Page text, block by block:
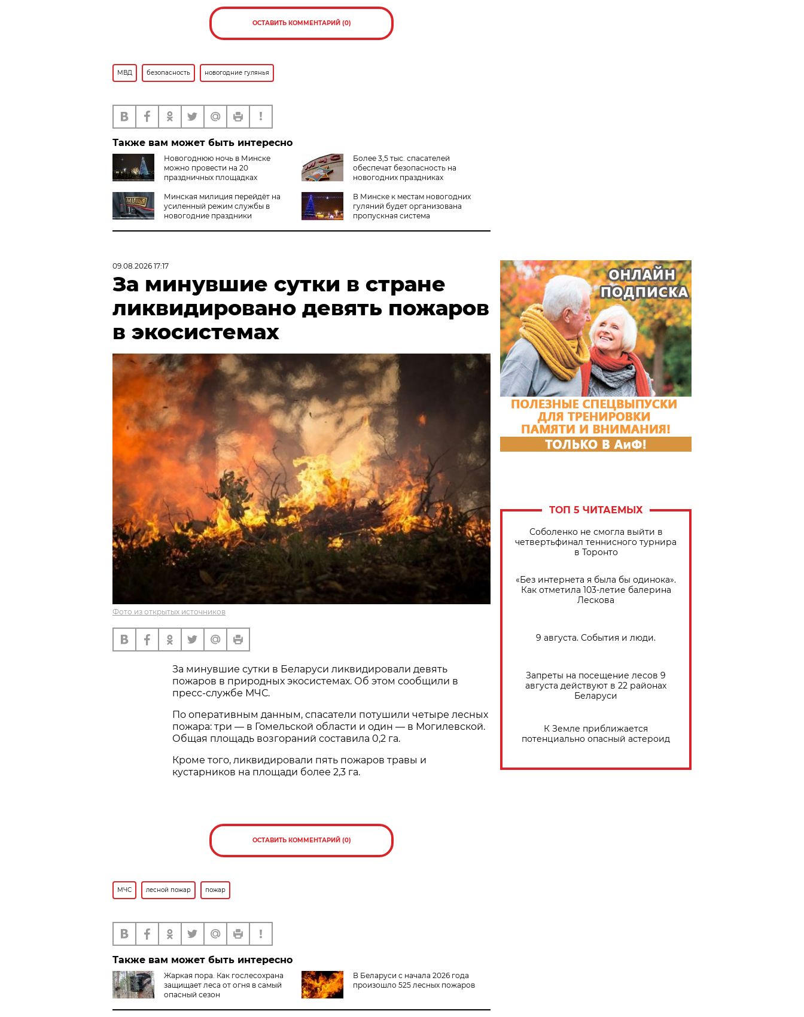
ОСТАВИТЬ КОММЕНТАРИЙ (0)
МВД безопасность новогодние гулянья
Также вам может быть интересно
Новогоднюю ночь в Минске
можно провести на 20
праздничных площадках
Более 3,5 тыс. спасателей
обеспечат безопасность на
новогодних праздниках
Минская милиция перейдёт на
усиленный режим службы в
новогодние праздники
В Минске к местам новогодних
гуляний будет организована
пропускная система
09.08.2026 17:17
За минувшие сутки в стране
ликвидировано девять пожаров
в экосистемах
Фото из открытых источников
За минувшие сутки в Беларуси ликвидировали девять
пожаров в природных экосистемах. Об этом сообщили в
пресс-службе МЧС.
По оперативным данным, спасатели потушили четыре лесных
пожара: три — в Гомельской области и один — в Могилевской.
Общая площадь возгораний составила 0,2 га.
Кроме того, ликвидировали пять пожаров травы и
кустарников на площади более 2,3 га.
ОСТАВИТЬ КОММЕНТАРИЙ (0)
МЧС лесной пожар пожар
Также вам может быть интересно
Жаркая пора. Как гослесохрана
защищает леса от огня в самый
опасный сезон
В Беларуси с начала 2026 года
произошло 525 лесных пожаров
ТОП 5 ЧИТАЕМЫХ
Соболенко не смогла выйти в
четвертьфинал теннисного турнира
в Торонто
«Без интернета я была бы одинока».
Как отметила 103-летие балерина
Лескова
9 августа. События и люди.
Запреты на посещение лесов 9
августа действуют в 22 районах
Беларуси
К Земле приближается
потенциально опасный астероид